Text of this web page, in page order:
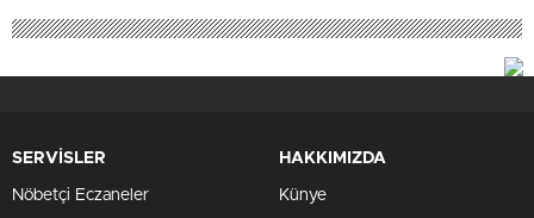
SERVİSLER
Nöbetçi Eczaneler
HAKKIMIZDA
Künye